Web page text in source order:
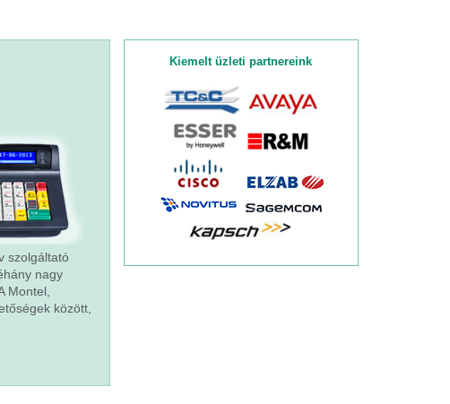
szolgáltató
nagy
Montel,
között,
Kiemelt üzleti partnereink